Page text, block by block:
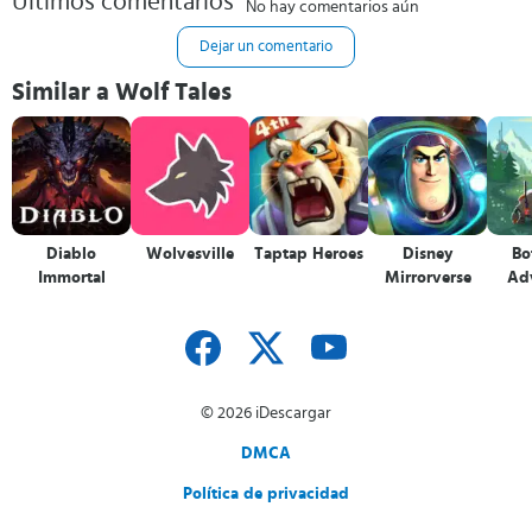
No hay comentarios aún
Dejar un comentario
Similar a Wolf Tales
Diablo
Immortal
Wolvesville Taptap Heroes
Disney
Mirrorverse
© 2026 iDescargar
DMCA
Política de privacidad